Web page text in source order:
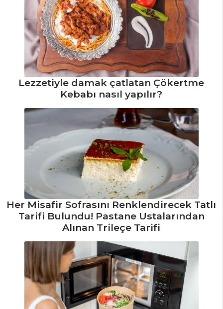
Tarifi, Nasıl Yapılır?
Mezeler ve Soslar
Tüm Tarifleri
BALIK
YEMEKLERI
Kaya Tuzunda
Yapılır?
Krepte Levrek
Tarifi, Nasıl Yapılır?
Bamyalı Çipura
Balığı Tarifi, Nasıl
Yapılır?
Balık Yemekleri
Tüm Tarifleri
ET YEMEKLERI
Kıymalı Patates
Oturtma Tarifi,
Lezzetiyle damak çatlatan Çökertme
Kebabı nasıl yapılır?
Her Misafir Sofrasını Renklendirecek Tatlı
Tarifi Bulundu! Pastane Ustalarından
Alınan Trileçe Tarifi